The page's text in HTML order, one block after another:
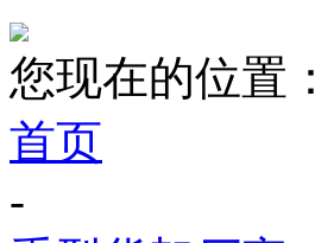
您现在的位置：
首页
-